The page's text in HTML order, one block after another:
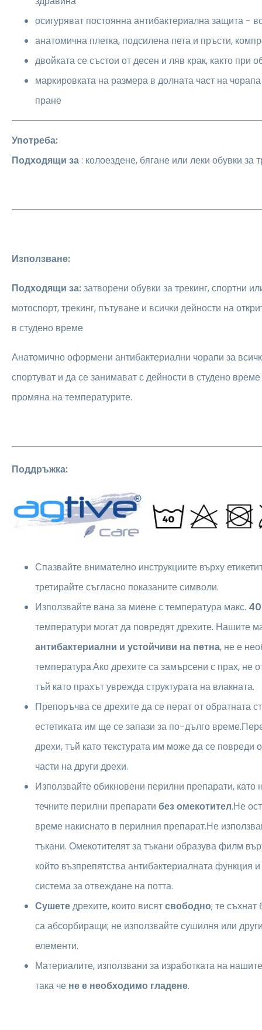
осигуряват постоянна антибактериална защита -
анатомична плетка, подсилена пета и пръсти,
двойката се състои от десен и ляв крак, както при
маркировката на размера в долната част на
пране
Употреба:
Подходящи за: колоездене, бягане или леки обувки за
Използване:
Подходящи за:затворени обувки за трекинг, спортни
мотоспорт, трекинг, пътуване и всички дейности на
в студено време
Анатомично оформени антибактериални чорапи за
спортуват и да се занимават с дейности в студено
промяна на температурите.
Поддръжка:
Спазвайте внимателно инструкциите върху
третирайте съгласно показаните символи.
Използвайте вана за миене с температура макс.
температури могат да повредят дрехите. Нашите
антибактериални и устойчиви на петна, не е
температура.Ако дрехите са замърсени с прах, не
тъй като прахът уврежда структурата на влакната.
Препоръчва се дрехите да се перат от обратната
естетиката им ще се запази за по-дълго
дрехи, тъй като текстурата им може да се повреди
части на други дрехи.
Използвайте обикновени перилни препарати, като
течните перилни препарати без омекотител.Не
време накиснато в перилния препарат.Не
тъкани. Омекотителят за тъкани образува филм
който възпрепятства антибактериалната функция
система за отвеждане на потта.
Сушетедрехите, които висятсвободно; те съхнат
са абсорбиращи; не използвайте сушилня или
елементи.
Материалите, използвани за изработката на
така че не е необходимо гладене.